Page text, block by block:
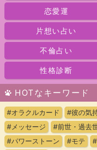
恋愛運
片想い占い
不倫占い
性格診断
HOTなキーワード
#オラクルカード #彼の気
#メッセージ
#前世・過去
#パワーストーン
#モテ